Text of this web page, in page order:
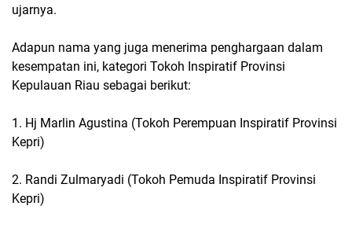
ujarnya.
Adapun nama yang juga menerima penghargaan dalam
kesempatan ini, kategori Tokoh Inspiratif Provinsi
Kepulauan Riau sebagai berikut:
1. Hj Marlin Agustina (Tokoh Perempuan Inspiratif Provinsi
Kepri)
2. Randi Zulmaryadi (Tokoh Pemuda Inspiratif Provinsi
Kepri)